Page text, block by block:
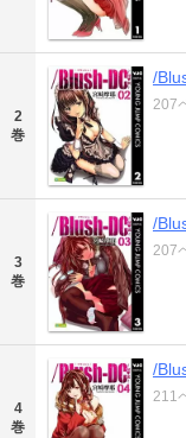
2
巻
/
207
3
巻
/
207
4
巻
/
211